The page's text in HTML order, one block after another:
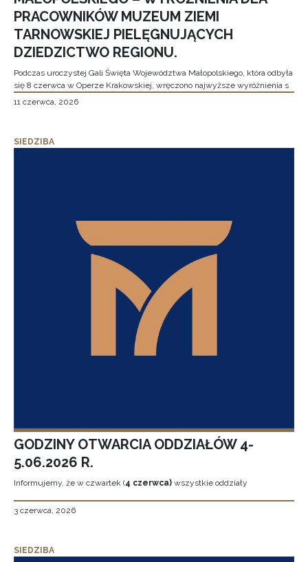
PRACOWNIKÓW MUZEUM ZIEMI
TARNOWSKIEJ PIELĘGNUJĄCYCH
DZIEDZICTWO REGIONU.
Podczas uroczystej Gali Święta Województwa Małopolskiego, która odbyła
się 8 czerwca w Operze Krakowskiej, wręczono najwyższe wyróżnienia s
11 czerwca, 2026
SIEDZIBA
GODZINY OTWARCIA ODDZIAŁÓW 4-
5.06.2026 R.
Informujemy, że w czwartek (4 czerwca) wszystkie oddziały
3 czerwca, 2026
SIEDZIBA